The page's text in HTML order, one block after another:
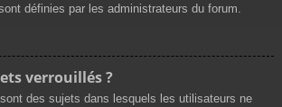
définies par les administrateurs du forum.
verrouillés ?
des sujets dans lesquels les utilisateurs ne